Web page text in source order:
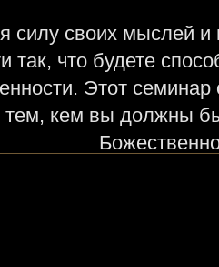
силу своих мыслей и
так, что будете
Этот семинар
тем, кем вы должны